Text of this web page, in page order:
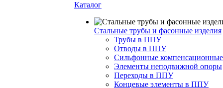
Каталог
Стальные трубы и фасонные изделия
Трубы в ППУ
Отводы в ППУ
Сильфонные
Элементы неподвижной опоры
Переходы в ППУ
Концевые элементы в ППУ